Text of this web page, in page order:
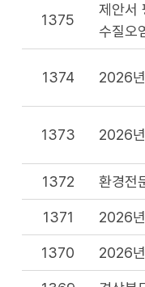
1375
제안서
수질오
1374 2026
1373 2026
1372 환경전
1371 2026
1370 2026